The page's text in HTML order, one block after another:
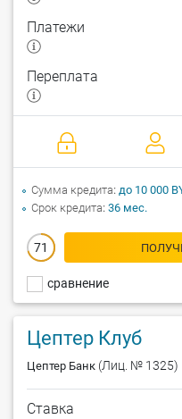
сравнение
Платежи
Переплата
71
Сумма кредита до 10 000
Срок кредита 36 мес.
Цептер Клуб
Цептер Банк (Лиц. № 1325)
Ставка